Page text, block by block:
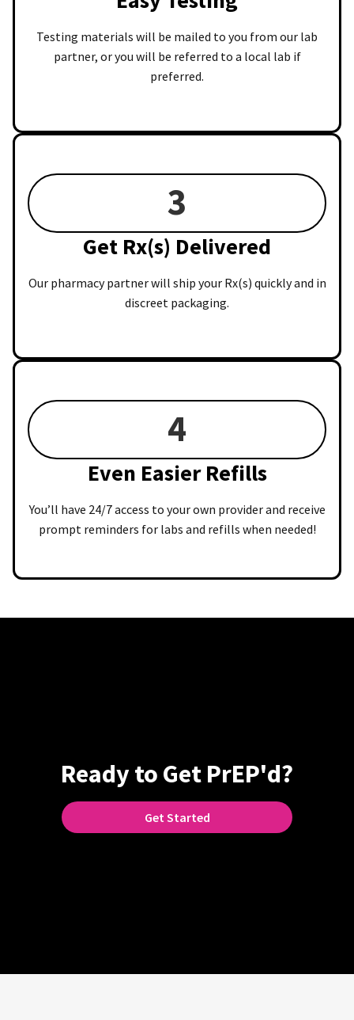
Testing materials will be mailed to you from our lab
partner, or you will be referred to a local lab if
preferred.
3
Get Rx(s) Delivered
Our pharmacy partner will ship your Rx(s) quickly and in
discreet packaging.
4
Even Easier Refills
You’ll have 24/7 access to your own provider and receive
prompt reminders for labs and refills when needed!
Ready to Get PrEP'd?
Get Started